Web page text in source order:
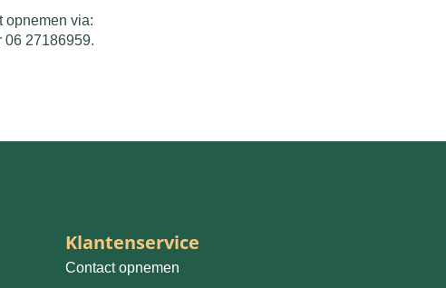
opnemen via:
06 27186959.
Klantenservice
Contact opnemen